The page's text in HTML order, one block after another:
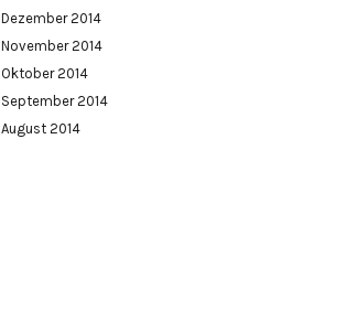
Dezember 2014
November 2014
Oktober 2014
September 2014
August 2014